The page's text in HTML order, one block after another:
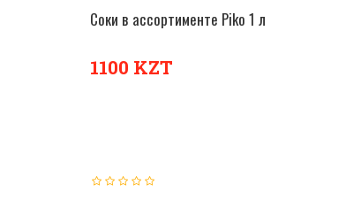
В КОРЗИНУ
Соки в ассортименте Piko 1 л
1100 KZT